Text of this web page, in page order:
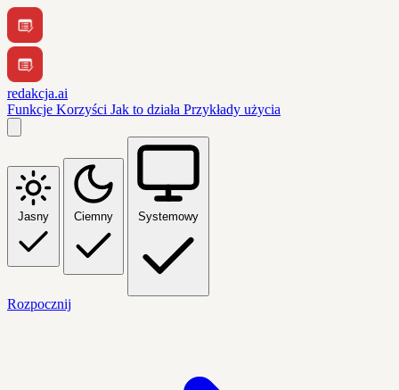
redakcja.ai
Funkcje Korzyści Jak to działa Przykłady użycia
Jasny Ciemny Systemowy
Rozpocznij